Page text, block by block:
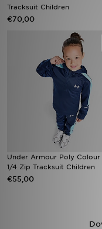
Tracksuit Children
€70,00
Under Armour Poly Colour
1/4 Zip Tracksuit Children
€55,00
Download de app
Winkel Zoeken
Bestelling Traceren
Klantenservice